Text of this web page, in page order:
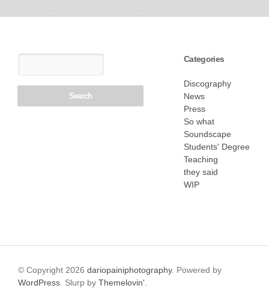
Categories
Discography
News
Press
So what
Soundscape
Students' Degree
Teaching
they said
WIP
© Copyright 2026 dariopainiphotography. Powered by
WordPress . Slurp by Themelovin'.